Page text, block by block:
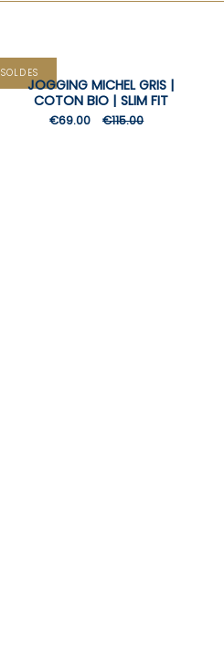
SOLDES
JOGGING MICHEL GRIS |
COTON BIO | SLIM FIT
€69.00 €115.00